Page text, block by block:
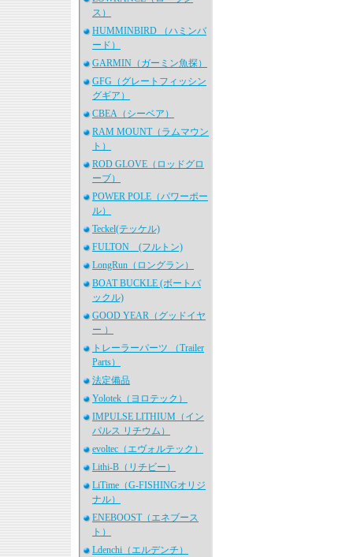
ス）
HUMMINBIRD （ハミンバ
ード）
GARMIN（ガーミン魚探）
GFG（グレートフィッシン
グギア）
CBEA（シーベア）
RAM MOUNT（ラムマウン
ト）
ROD GLOVE（ロッドグロ
ーブ）
POWER POLE（パワーポー
ル）
Teckel(テッケル)
FULTON (フルトン)
LongRun（ロングラン）
BOAT BUCKLE (ボートバ
ックル)
GOOD YEAR（グッドイヤ
ー ）
トレーラーパーツ （Trailer
Parts）
法定備品
Yolotek（ヨロテック）
IMPULSE LITHIUM（イン
パルス リチウム）
evoltec（エヴォルテック）
Lithi-B（リチビー）
LiTime（G-FISHINGオリジ
ナル）
ENEBOOST（エネブース
ト）
Ldenchi（エルデンチ）